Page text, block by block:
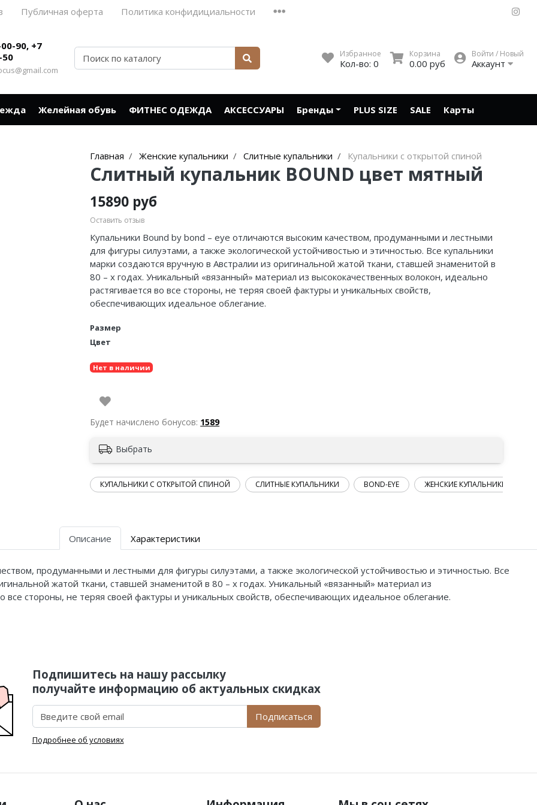
Публичная оферта Политика конфидициальности
90, +7
50
Избранное
Кол-во: 0
Корзина
0.00 руб
Войти / Новый
Аккаунт
Желейная обувь ФИТНЕС ОДЕЖДА АКСЕССУАРЫ Бренды PLUS SIZE SALE Карты
Главная Женские купальники Слитные купальники Купальники с открытой спиной
Слитный купальник BOUND цвет мятный
15890 руб
Оставить отзыв
Купальники Bound by bond – eye отличаются высоким качеством, продуманными и лестными
для фигуры силуэтами, а также экологической устойчивостью и этичностью. Все купальники
марки создаются вручную в Австралии из оригинальной жатой ткани, ставшей знаменитой в
80 – х годах. Уникальный «вязанный» материал из высококачественных волокон, идеально
растягивается во все стороны, не теряя своей фактуры и уникальных свойств,
обеспечивающих идеальное облегание.
Размер
Цвет
Нет в наличии
Будет начислено бонусов: 1589
Выбрать
КУПАЛЬНИКИ С ОТКРЫТОЙ СПИНОЙ СЛИТНЫЕ КУПАЛЬНИКИ BOND-EYE ЖЕНСКИЕ КУПАЛЬНИКИ
Описание Характеристики
продуманными и лестными для фигуры силуэтами, а также экологической устойчивостью и этичностью. Все
жатой ткани, ставшей знаменитой в 80 – х годах. Уникальный «вязанный» материал из
все стороны, не теряя своей фактуры и уникальных свойств, обеспечивающих идеальное облегание.
Подпишитесь на нашу рассылку
получайте информацию об актуальных скидках
Подписаться
Подробнее об условиях